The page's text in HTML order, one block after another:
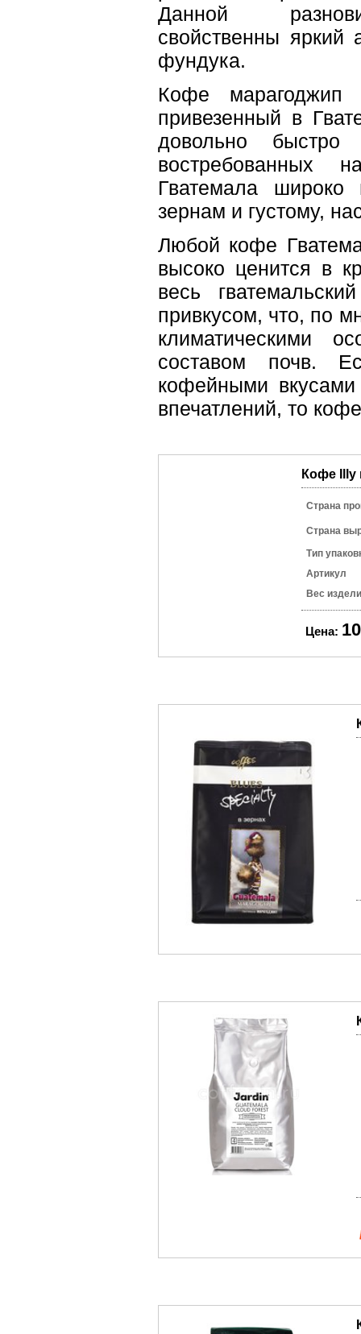
Данной
свойственны яркий
фундука.
Кофе
привезенный в
довольно
востребованных
Гватемала широко
зернам и густому,
Любой кофе
высоко ценится в
весь
привкусом, что, по
климатическими
составом почв.
кофейными
впечатлений, то
Кофе Illy
Страна
Страна
Тип
Артикул
Вес
Цена: